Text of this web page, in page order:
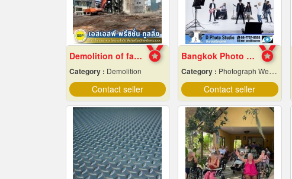
Demolition of factory in Samut Prakan
Category : Demolition
Contact seller
Bangkok Photo Studio
Category : Photograph Wedding Studio
Contact seller